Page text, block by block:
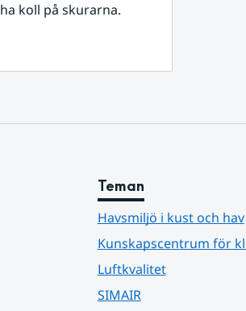
koll på skurarna.
Teman
Havsmiljö i kust och hav
Kunskapscentrum för
Luftkvalitet
SIMAIR